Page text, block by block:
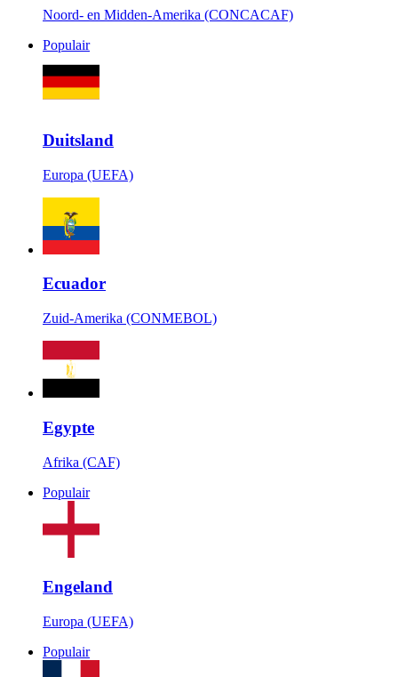
Noord- en Midden-Amerika (CONCACAF)
Populair
Duitsland
Europa (UEFA)
Ecuador
Zuid-Amerika (CONMEBOL)
Egypte
Afrika (CAF)
Populair
Engeland
Europa (UEFA)
Populair